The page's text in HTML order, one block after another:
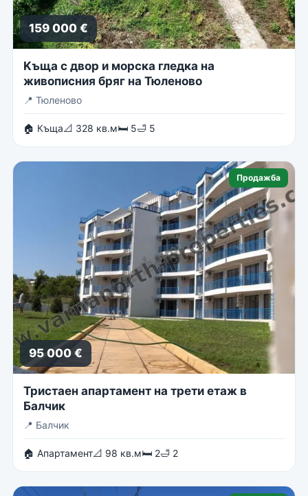
159 000 €
Kъща с двор и морска гледка на
живописния бряг на Тюленово
📍 Тюленово
🏠 Къща📐 328 кв.м🛏 5🛁 5
Продажба
95 000 €
Тристаен апартамент на трети етаж в
Балчик
📍 Балчик
🏠 Апартамент📐 98 кв.м🛏 2🛁 2